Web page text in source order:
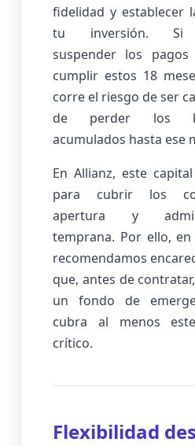
fidelidad y establecer
tu inversión. Si
suspender los
cumplir estos 18
corre el riesgo de ser
de perder los
acumulados hasta ese
En Allianz, este
para cubrir los
apertura y
temprana. Por ello,
recomendamos
que, antes de
un fondo de
cubra al menos
crítico.
Flexibilidad